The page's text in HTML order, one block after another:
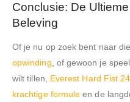
Conclusie: De
Beleving
Of je nu op zoek bent naar
opwinding, of gewoon je
wilt tillen, Everest Hard Fist
krachtige formule en de